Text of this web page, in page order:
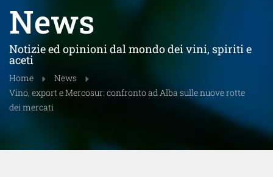
News
Notizie ed opinioni dal mondo dei vini, spiriti e
aceti
Home
News
Vino, export e Mercosur: confronto ad Alba sulle nuove rotte
dei mercati